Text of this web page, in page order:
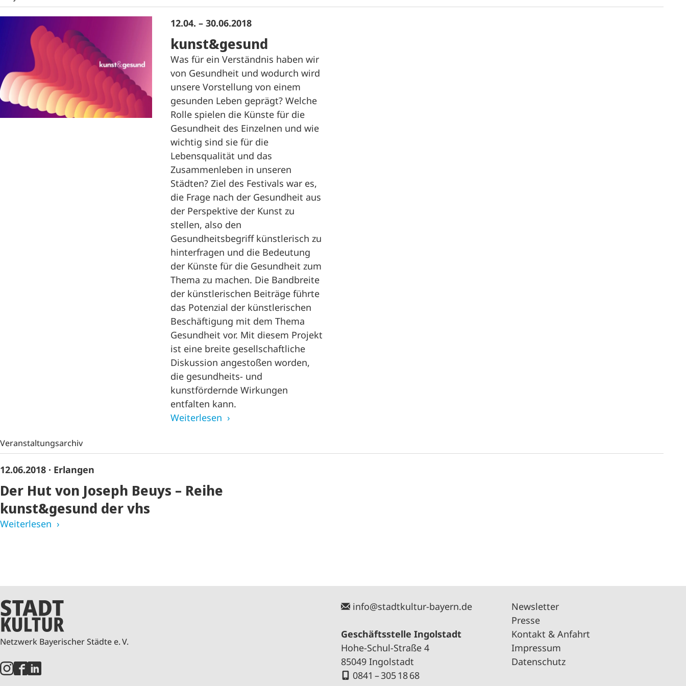
12.04. – 30.06.2018
kunst&gesund
Was für ein Verständnis haben wir
von Gesundheit und wodurch wird
unsere Vorstellung von einem
gesunden Leben geprägt? Welche
Rolle spielen die Künste für die
Gesundheit des Einzelnen und wie
wichtig sind sie für die
Lebensqualität und das
Zusammenleben in unseren
Städten? Ziel des Festivals war es,
die Frage nach der Gesundheit aus
der Perspektive der Kunst zu
stellen, also den
Gesundheitsbegriff künstlerisch zu
hinterfragen und die Bedeutung
der Künste für die Gesundheit zum
Thema zu machen. Die Bandbreite
der künstlerischen Beiträge führte
das Potenzial der künstlerischen
Beschäftigung mit dem Thema
Gesundheit vor. Mit diesem Projekt
ist eine breite gesellschaftliche
Diskussion angestoßen worden,
die gesundheits- und
kunstfördernde Wirkungen
entfalten kann.
Weiterlesen
Veranstaltungsarchiv
12.06.2018 · Erlangen
Der Hut von Joseph Beuys – Reihe
kunst&gesund der vhs
Weiterlesen
Netzwerk Bayerischer Städte e. V.
info@stadtkultur-bayern.de
Geschäftsstelle Ingolstadt
Hohe-Schul-Straße 4
85049 Ingolstadt
0841 – 305 18 68
Newsletter
Presse
Kontakt & Anfahrt
Impressum
Datenschutz